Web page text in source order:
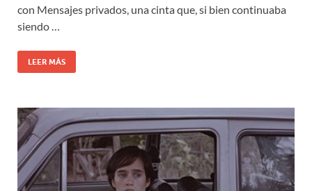
con Mensajes privados, una cinta que, si bien continuaba
siendo …
LEER MÁS